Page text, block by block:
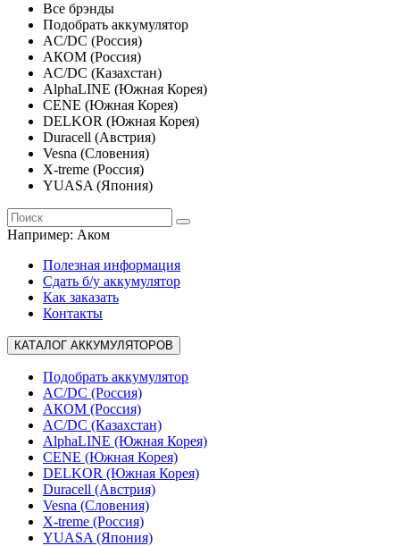
Все брэнды
Подобрать аккумулятор
AC/DC (Россия)
АКОМ (Россия)
AC/DC (Казахстан)
AlphaLINE (Южная Корея)
CENE (Южная Корея)
DELKOR (Южная Корея)
Duracell (Австрия)
Vesna (Словения)
X-treme (Россия)
YUASA (Япония)
Например: Аком
Полезная информация
Сдать б/у аккумулятор
Как заказать
Контакты
КАТАЛОГ АККУМУЛЯТОРОВ
Подобрать аккумулятор
AC/DC (Россия)
АКОМ (Россия)
AC/DC (Казахстан)
AlphaLINE (Южная Корея)
CENE (Южная Корея)
DELKOR (Южная Корея)
Duracell (Австрия)
Vesna (Словения)
X-treme (Россия)
YUASA (Япония)